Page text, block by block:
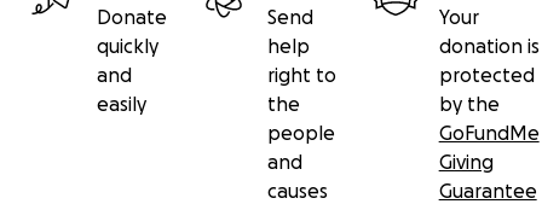
Donate
quickly
and
easily
Send
help
right to
the
people
and
causes
Your
donation is
protected
by the
GoFundMe
Giving
Guarantee